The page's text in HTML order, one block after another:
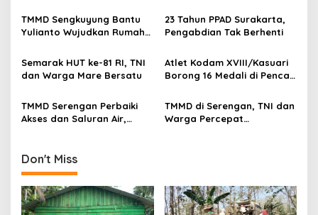
a
i
o
n
Boyolali
TMMD Sengkuyung Bantu
Yulianto Wujudkan Rumah
23 Tahun PPAD Surakarta,
Pengabdian Tak Berhenti
Semarak HUT ke-81 RI, TNI
dan Warga Mare Bersatu
Atlet Kodam XVIII/Kasuari
Borong 16 Medali di Pencak
Barat Daya
TMMD Serengan Perbaiki
Akses dan Saluran Air,
TMMD di Serengan, TNI dan
Warga Percepat
Don't Miss